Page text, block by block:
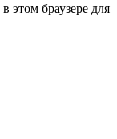
этом браузере для